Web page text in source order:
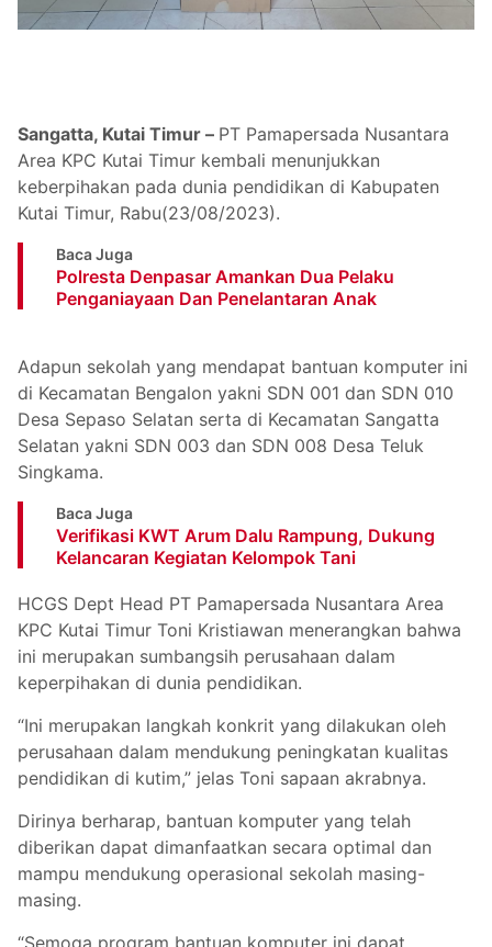
Sangatta, Kutai Timur – PT Pamapersada Nusantara
Area KPC Kutai Timur kembali menunjukkan
keberpihakan pada dunia pendidikan di Kabupaten
Kutai Timur, Rabu(23/08/2023).
Baca Juga
Polresta Denpasar Amankan Dua Pelaku
Penganiayaan Dan Penelantaran Anak
Adapun sekolah yang mendapat bantuan komputer ini
di Kecamatan Bengalon yakni SDN 001 dan SDN 010
Desa Sepaso Selatan serta di Kecamatan Sangatta
Selatan yakni SDN 003 dan SDN 008 Desa Teluk
Singkama.
Baca Juga
Verifikasi KWT Arum Dalu Rampung, Dukung
Kelancaran Kegiatan Kelompok Tani
HCGS Dept Head PT Pamapersada Nusantara Area
KPC Kutai Timur Toni Kristiawan menerangkan bahwa
ini merupakan sumbangsih perusahaan dalam
keperpihakan di dunia pendidikan.
“Ini merupakan langkah konkrit yang dilakukan oleh
perusahaan dalam mendukung peningkatan kualitas
pendidikan di kutim,” jelas Toni sapaan akrabnya.
Dirinya berharap, bantuan komputer yang telah
diberikan dapat dimanfaatkan secara optimal dan
mampu mendukung operasional sekolah masing-
masing.